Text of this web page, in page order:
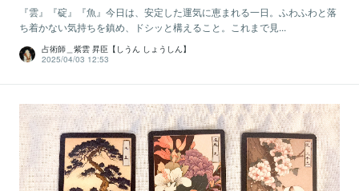
『雲』『碇』『魚』今日は、安定した運気に恵まれる一日。ふわふわと落
ち着かない気持ちを鎮め、ドシッと構えること。これまで見...
占術師＿紫雲 昇臣【しうん しょうしん】
2025/04/03 12:53